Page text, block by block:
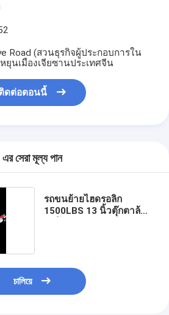
Road (สวนธุรกิจผู้ประกอบการใน
ยุนเมืองเจียซานประเทศจีน
ดต่อตอนนี้
এর সেরা মূল্য পান
รถขนย้ายไฮดรอลิก
1500LBS 13 นิ้วตุ๊กตาล้อ
চালিয়ে